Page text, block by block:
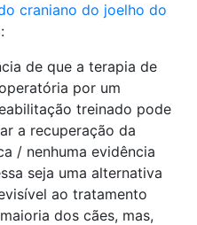
craniano do joelho do
de que a terapia de
por um
treinado pode
a recuperação da
/ nenhuma evidência
seja uma alternativa
ao tratamento
dos cães, mas,